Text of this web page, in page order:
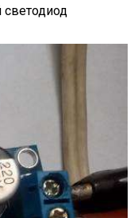
светодиод